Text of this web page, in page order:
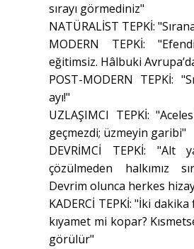
sırayı görmediniz"
NATÜRALİST TEPKİ:
MODERN TEPKİ:
eğitimsiz. Hâlbuki
POST-MODERN TEPKİ:
ayı!"
UZLAŞIMCI TEPKİ:
geçmezdi; üzmeyin garibi"
DEVRİMCİ TEPKİ: "Alt
çözülmeden halkımız
Devrim olunca herkes
KADERCİ TEPKİ: "İki
kıyamet mi kopar?
görülür"